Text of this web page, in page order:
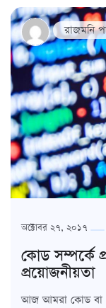
রাজমনি
অক্টোবর ২৭, ২০১৭
কোড সম্পর্কে
প্রয়োজনীয়তা
আজ আমরা কোড বা